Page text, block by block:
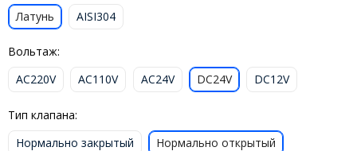
Латунь
AISI304
Вольтаж:
AC220V
AC110V AC24V DC24V DC12V
Тип клапана:
Нормально закрытый
Нормально открытый